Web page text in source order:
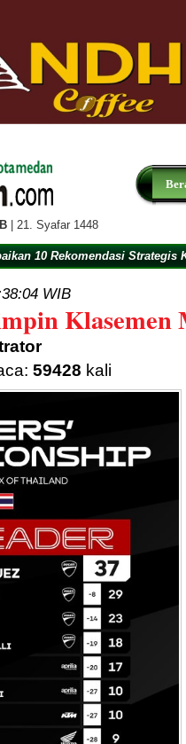
| 21. Syafar 1448
10 Rekomendasi Strategis
WIB
Klasemen
59428 kali